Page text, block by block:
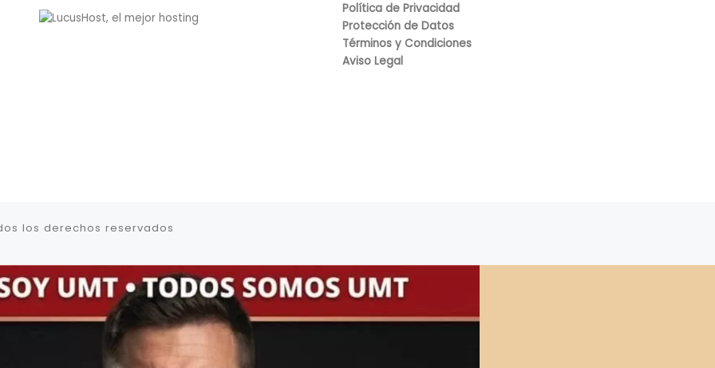
Política de Privacidad
Protección de Datos
Términos y Condiciones
Aviso Legal
los derechos reservados